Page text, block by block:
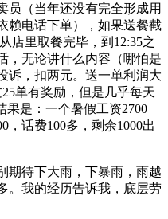
员（当年还没有完全形成用
赖电话下单），如果送餐截
店里取餐完毕，到12:35之
，无论讲什么内容（哪怕是
诉，扣两元。送一单利润大
单有奖励，但是几乎每天
果是：一个暑假工资2700
，话费100多，剩余1000出
期待下大雨，下暴雨，雨越
。我的经历告诉我，底层劳